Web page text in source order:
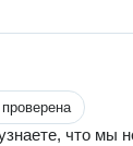
что мы